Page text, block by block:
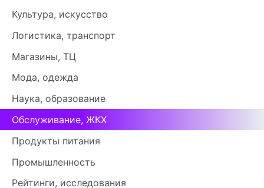
Культура, искусство
Логистика, транспорт
Магазины, ТЦ
Мода, одежда
Наука, образование
Обслуживание, ЖКХ
Продукты питания
Промышленность
Рейтинги, исследования